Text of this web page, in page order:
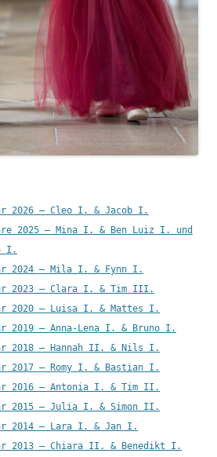
2026 – Cleo I. & Jacob I.
2025 – Mina I. & Ben Luiz I. und
I.
2024 – Mila I. & Fynn I.
2023 – Clara I. & Tim III.
2020 – Luisa I. & Mattes I.
2019 – Anna-Lena I. & Bruno I.
2018 – Hannah II. & Nils I.
2017 – Romy I. & Bastian I.
2016 – Antonia I. & Tim II.
2015 – Julia I. & Simon II.
2014 – Lara I. & Jan I.
2013 – Chiara II. & Benedikt I.